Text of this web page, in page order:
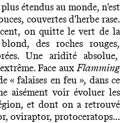
étendus au monde, n'est
couvertes d'herbe rase.
on quitte le vert de la
des roches rouges,
Une aridité absolue,
Face aux Flamming
falaises en feu », dans ce
aisément voir évoluer les
et dont on a retrouvé
oviraptor, protoceratops...